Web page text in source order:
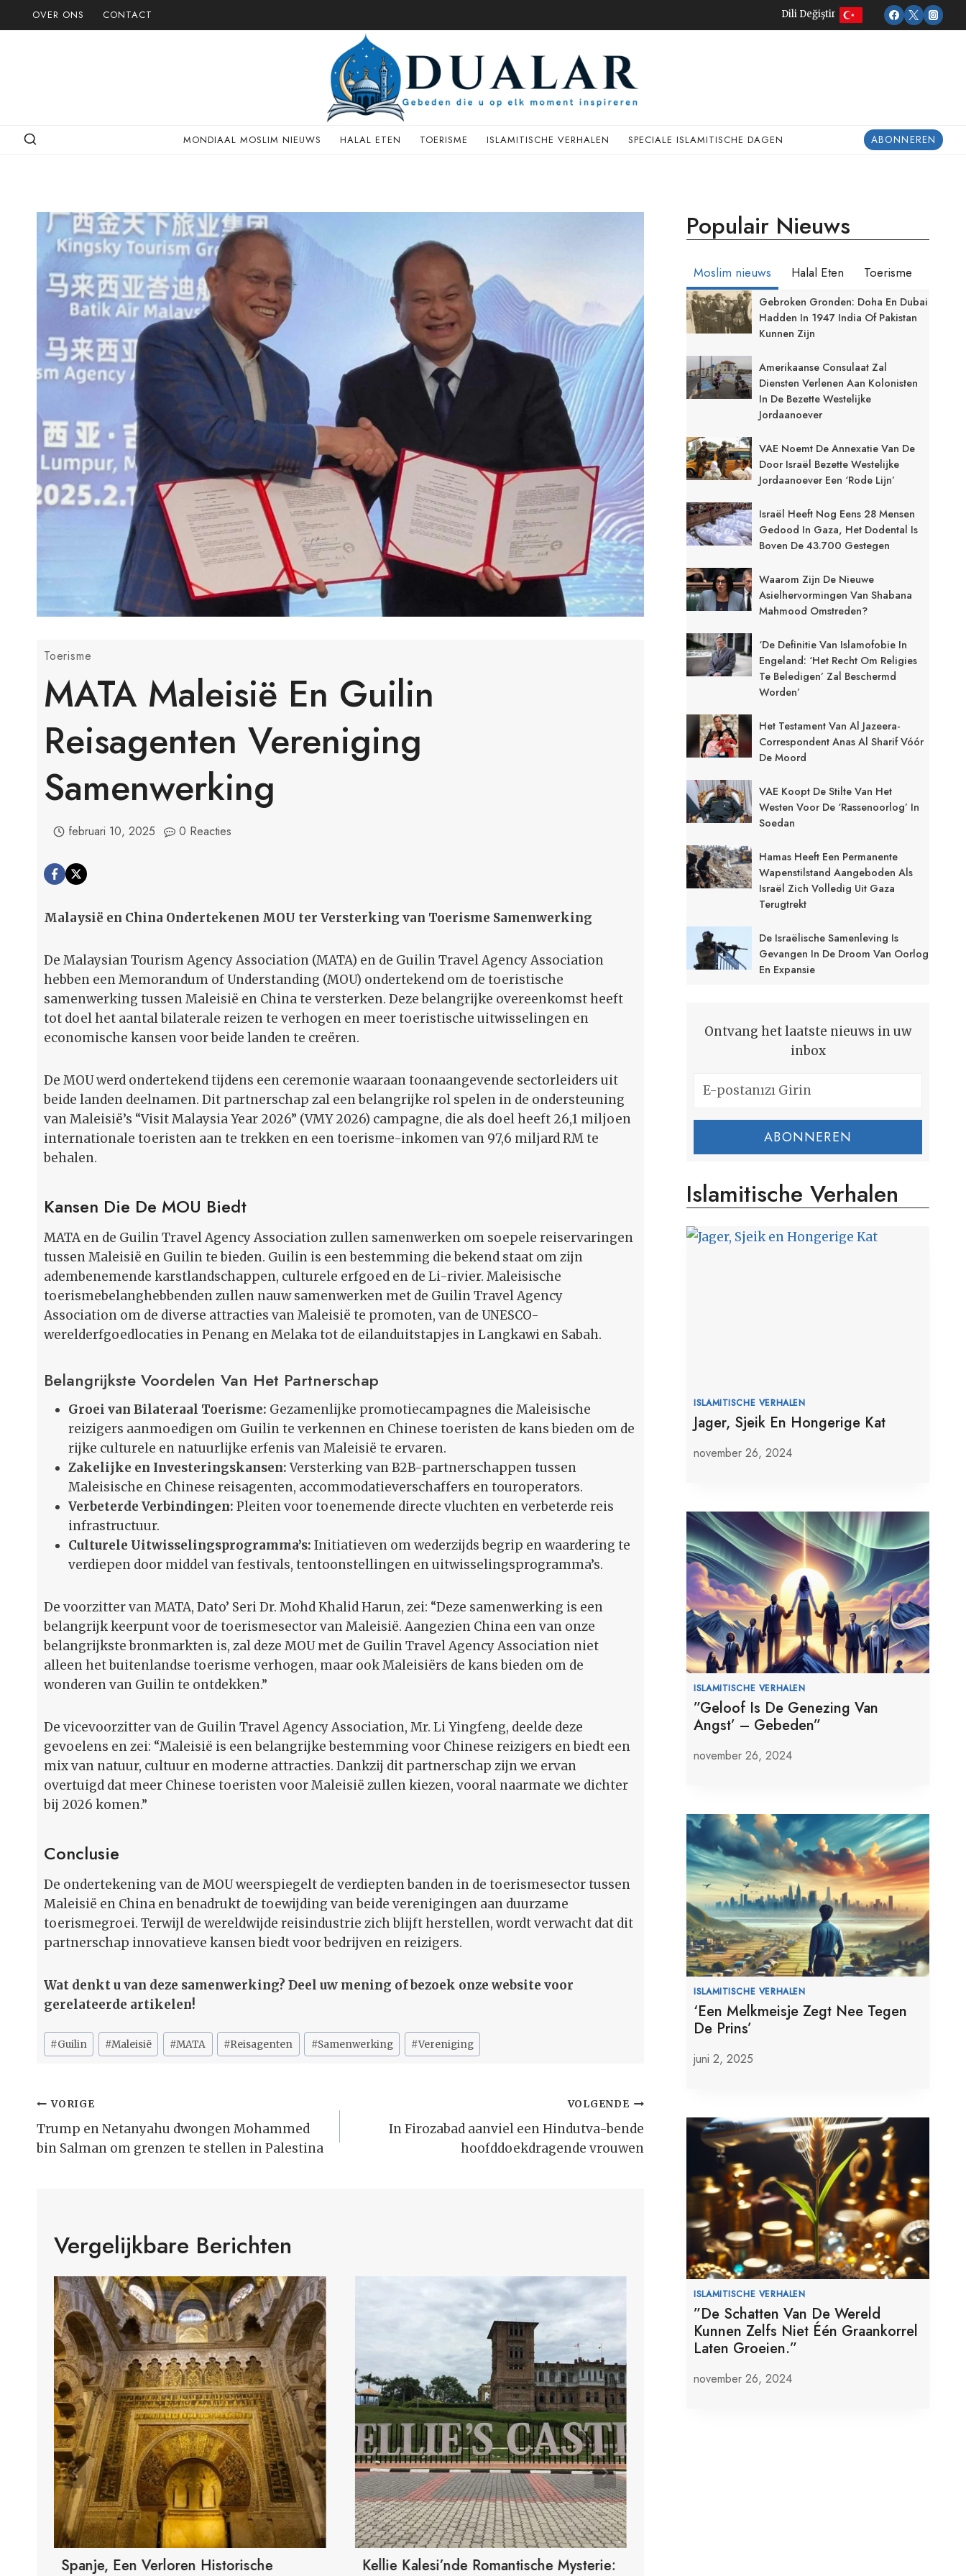
Doorgaan
naar
OVER ONS CONTACT Dili Değiştir
MONDIAAL MOSLIM NIEUWS HALAL ETEN TOERISME ISLAMITISCHE VERHALEN SPECIALE ISLAMITISCHE DAGEN ABONNEREN
Toerisme
MATA Maleisië En Guilin
Reisagenten Vereniging
Samenwerking
februari 10, 2025 0 Reacties
Malaysië en China Ondertekenen MOU ter Versterking van Toerisme Samenwerking
De Malaysian Tourism Agency Association (MATA) en de Guilin Travel Agency Association
hebben een Memorandum of Understanding (MOU) ondertekend om de toeristische
samenwerking tussen Maleisië en China te versterken. Deze belangrijke overeenkomst heeft
tot doel het aantal bilaterale reizen te verhogen en meer toeristische uitwisselingen en
economische kansen voor beide landen te creëren.
De MOU werd ondertekend tijdens een ceremonie waaraan toonaangevende sectorleiders uit
beide landen deelnamen. Dit partnerschap zal een belangrijke rol spelen in de ondersteuning
van Maleisië’s “Visit Malaysia Year 2026” (VMY 2026) campagne, die als doel heeft 26,1 miljoen
internationale toeristen aan te trekken en een toerisme-inkomen van 97,6 miljard RM te
behalen.
Kansen Die De MOU Biedt
MATA en de Guilin Travel Agency Association zullen samenwerken om soepele reiservaringen
tussen Maleisië en Guilin te bieden. Guilin is een bestemming die bekend staat om zijn
adembenemende karstlandschappen, culturele erfgoed en de Li-rivier. Maleisische
toerismebelanghebbenden zullen nauw samenwerken met de Guilin Travel Agency
Association om de diverse attracties van Maleisië te promoten, van de UNESCO-
werelderfgoedlocaties in Penang en Melaka tot de eilanduitstapjes in Langkawi en Sabah.
Belangrijkste Voordelen Van Het Partnerschap
Groei van Bilateraal Toerisme: Gezamenlijke promotiecampagnes die Maleisische
reizigers aanmoedigen om Guilin te verkennen en Chinese toeristen de kans bieden om de
rijke culturele en natuurlijke erfenis van Maleisië te ervaren.
Zakelijke en Investeringskansen:Versterking van B2B-partnerschappen tussen
Maleisische en Chinese reisagenten, accommodatieverschaffers en touroperators.
Verbeterde Verbindingen: Pleiten voor toenemende directe vluchten en verbeterde reis
infrastructuur.
Culturele Uitwisselingsprogramma’s: Initiatieven om wederzijds begrip en waardering te
verdiepen door middel van festivals, tentoonstellingen en uitwisselingsprogramma’s.
De voorzitter van MATA, Dato’ Seri Dr. Mohd Khalid Harun, zei: “Deze samenwerking is een
belangrijk keerpunt voor de toerismesector van Maleisië. Aangezien China een van onze
belangrijkste bronmarkten is, zal deze MOU met de Guilin Travel Agency Association niet
alleen het buitenlandse toerisme verhogen, maar ook Maleisiërs de kans bieden om de
wonderen van Guilin te ontdekken.”
De vicevoorzitter van de Guilin Travel Agency Association, Mr. Li Yingfeng, deelde deze
gevoelens en zei: “Maleisië is een belangrijke bestemming voor Chinese reizigers en biedt een
mix van natuur, cultuur en moderne attracties. Dankzij dit partnerschap zijn we ervan
overtuigd dat meer Chinese toeristen voor Maleisië zullen kiezen, vooral naarmate we dichter
bij 2026 komen.”
Conclusie
De ondertekening van de MOU weerspiegelt de verdiepten banden in de toerismesector tussen
Maleisië en China en benadrukt de toewijding van beide verenigingen aan duurzame
toerismegroei. Terwijl de wereldwijde reisindustrie zich blijft herstellen, wordt verwacht dat dit
partnerschap innovatieve kansen biedt voor bedrijven en reizigers.
Wat denkt u van deze samenwerking? Deel uw mening of bezoek onze website voor
gerelateerde artikelen!
Bericht
tags:
#Guilin #Maleisië #MATA #Reisagenten #Samenwerking #Vereniging
Bericht
Navigatie
VORIGE
Trump en Netanyahu dwongen Mohammed
bin Salman om grenzen te stellen in Palestina
VOLGENDE
In Firozabad aanviel een Hindutva-bende
hoofddoekdragende vrouwen
Vergelijkbare Berichten
Spanje, Een Verloren Historische Kellie Kalesi’nde Romantische Mysterie:
Populair Nieuws
Moslim nieuws Halal Eten Toerisme
Gebroken Gronden: Doha En Dubai
Hadden In 1947 India Of Pakistan
Kunnen Zijn
Amerikaanse Consulaat Zal
Diensten Verlenen Aan Kolonisten
In De Bezette Westelijke
Jordaanoever
VAE Noemt De Annexatie Van De
Door Israël Bezette Westelijke
Jordaanoever Een ‘rode Lijn’
Israël Heeft Nog Eens 28 Mensen
Gedood In Gaza, Het Dodental Is
Boven De 43.700 Gestegen
Waarom Zijn De Nieuwe
Asielhervormingen Van Shabana
Mahmood Omstreden?
‘De Definitie Van Islamofobie In
Engeland: ‘Het Recht Om Religies
Te Beledigen’ Zal Beschermd
Worden’
Het Testament Van Al Jazeera-
Correspondent Anas Al Sharif Vóór
De Moord
VAE Koopt De Stilte Van Het
Westen Voor De ‘rassenoorlog’ In
Soedan
Hamas Heeft Een Permanente
Wapenstilstand Aangeboden Als
Israël Zich Volledig Uit Gaza
Terugtrekt
De Israëlische Samenleving Is
Gevangen In De Droom Van Oorlog
En Expansie
Ontvang het laatste nieuws in uw
inbox
ABONNEREN
Islamitische Verhalen
ISLAMITISCHE VERHALEN
Jager, Sjeik En Hongerige Kat
november 26, 2024
ISLAMITISCHE VERHALEN
”Geloof Is De Genezing Van
Angst’ – Gebeden”
november 26, 2024
ISLAMITISCHE VERHALEN
‘Een Melkmeisje Zegt Nee Tegen
De Prins’
juni 2, 2025
ISLAMITISCHE VERHALEN
”De Schatten Van De Wereld
Kunnen Zelfs Niet Één Graankorrel
Laten Groeien.”
november 26, 2024